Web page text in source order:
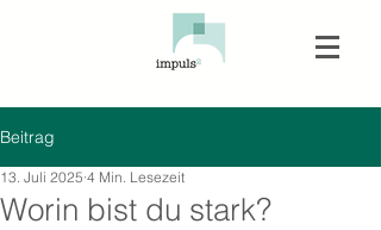
Beitrag
Worin bist du stark?
13. Juli 2025 4 Min. Lesezeit